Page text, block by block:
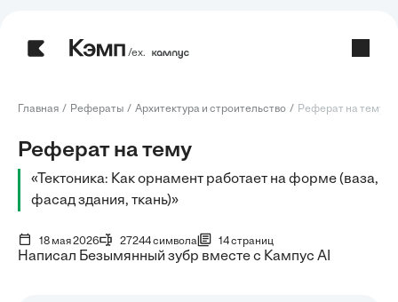
/ех.
Главная Рефераты Архитектура и строительство Реферат на тему:
Реферат на тему
«Тектоника: Как орнамент работает на форме (ваза,
фасад здания, ткань)»
18 мая 2026 27244 символа 14 страниц
Написал Безымянный зубр вместе с Кампус AI